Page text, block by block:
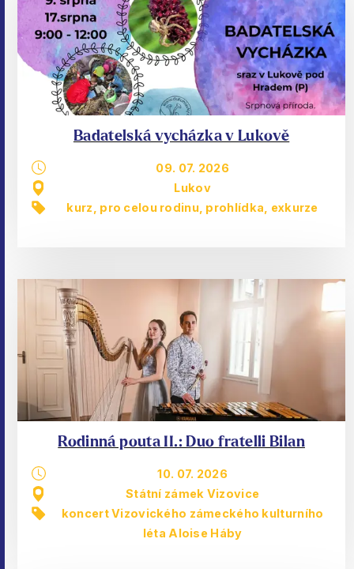
Badatelská vycházka v Lukově
09. 07. 2026
Lukov
kurz
pro celou rodinu, prohlídka, exkurze
Rodinná pouta II.: Duo fratelli Bilan
10. 07. 2026
Státní zámek Vizovice
koncert Vizovického zámeckého kulturního
léta Aloise Háby